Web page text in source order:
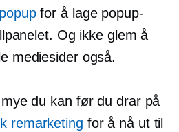
for å lage popup-
Og ikke glem å
mediesider også.
du kan før du drar på
remarketing for å nå ut til